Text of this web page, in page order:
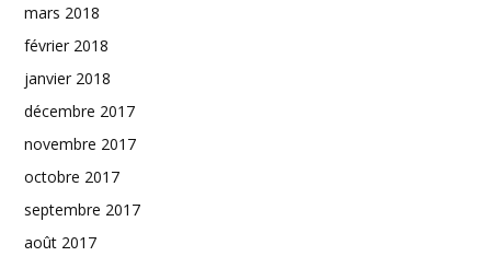
mars 2018
février 2018
janvier 2018
décembre 2017
novembre 2017
octobre 2017
septembre 2017
août 2017